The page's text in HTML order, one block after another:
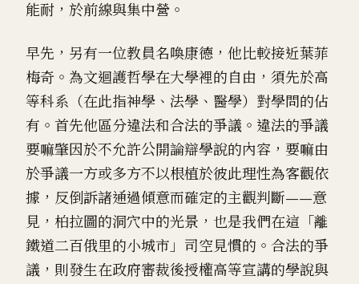
能耐，於前線與集中營。
早先，另有一位教員名喚康德，他比較接近葉菲
梅奇。為文迴護哲學在大學裡的自由，須先於高
等科系（在此指神學、法學、醫學）對學問的佔
有。首先他區分違法和合法的爭議。違法的爭議
要嘛肇因於不允許公開論辯學說的內容，要嘛由
於爭議一方或多方不以根植於彼此理性為客觀依
據，反倒訴諸通過傾意而確定的主觀判斷——意
見，柏拉圖的洞穴中的光景，也是我們在這「離
鐵道二百俄里的小城市」司空見慣的。合法的爭
議，則發生在政府審裁後授權高等宣講的學說與